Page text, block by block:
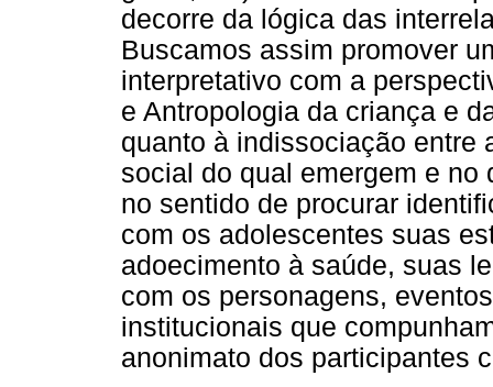
decorre da lógica das
Buscamos assim promover
interpretativo com a
e Antropologia da criança e
quanto à indissociação entre
social do qual emergem e no
no sentido de procurar
com os adolescentes suas
adoecimento à saúde, suas
com os personagens,
institucionais que
anonimato dos participantes